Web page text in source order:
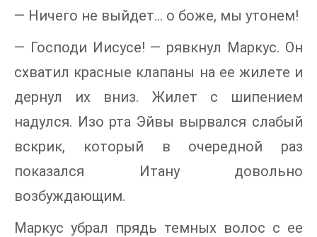
— Ничего не выйдет... о боже, мы утонем!
— Господи Иисусе! — рявкнул Маркус. Он
схватил красные клапаны на ее жилете и
дернул их вниз. Жилет с шипением
надулся. Изо рта Эйвы вырвался слабый
вскрик, который в очередной раз
показался Итану довольно
возбуждающим.
Маркус убрал прядь темных волос с ее